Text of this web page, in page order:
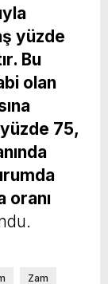
yüzde
Bu
olan
75,
oranı
Zam